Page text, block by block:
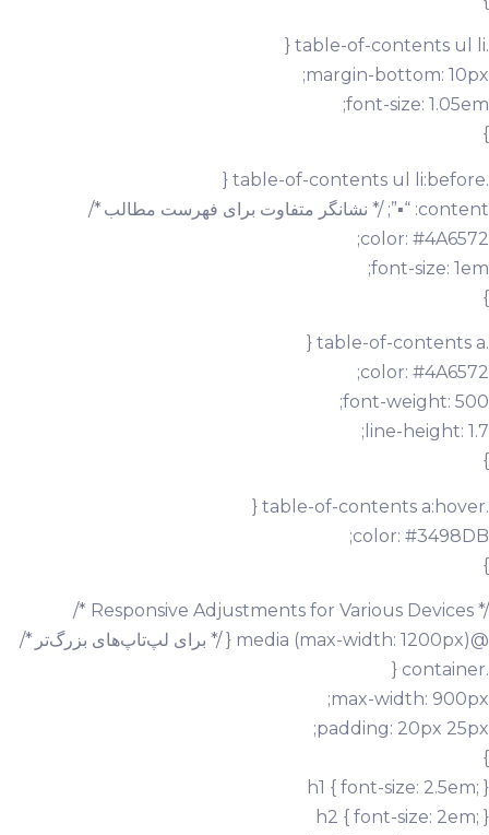
.table-of-contents ul li {
margin-bottom: 10px;
font-size: 1.05em;
}
.table-of-contents ul li:before {
content: “▪”; /* نشانگر متفاوت برای فهرست مطالب */
color: #4A6572;
font-size: 1em;
}
.table-of-contents a {
color: #4A6572;
font-weight: 500;
line-height: 1.7;
}
.table-of-contents a:hover {
color: #3498DB;
}
/* Responsive Adjustments for Various Devices */
@media (max-width: 1200px) { /* برای لپ‌تاپ‌های بزرگ‌تر */
.container {
max-width: 900px;
padding: 20px 25px;
}
h1 { font-size: 2.5em; }
h2 { font-size: 2em; }